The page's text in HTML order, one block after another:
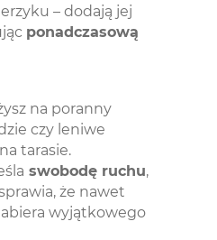
– dodają jej
ponadczasową
na poranny
czy leniwe
tarasie.
swobodę ruchu,
że nawet
wyjątkowego